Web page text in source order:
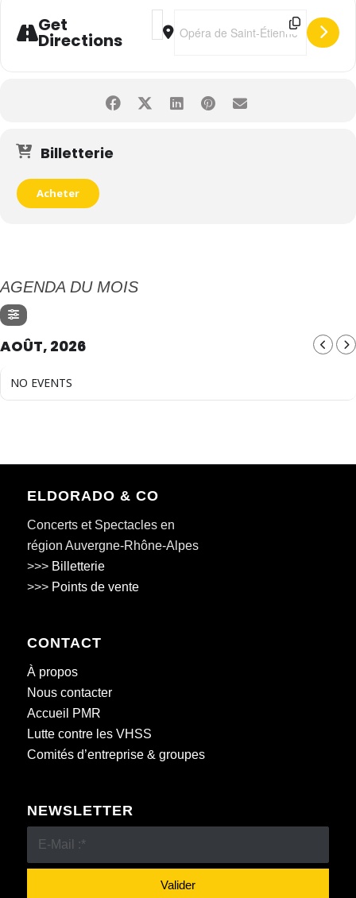
Get
Directions
Address - Julien Clerc • Une Vie
Destination Address - Julien Clerc
Billetterie
Acheter
AGENDA DU MOIS
AOÛT, 2026
NO EVENTS
ELDORADO & CO
Concerts et Spectacles en
région Auvergne-Rhône-Alpes
>>> Billetterie
>>> Points de vente
CONTACT
À propos
Nous contacter
Accueil PMR
Lutte contre les VHSS
Comités d’entreprise & groupes
NEWSLETTER